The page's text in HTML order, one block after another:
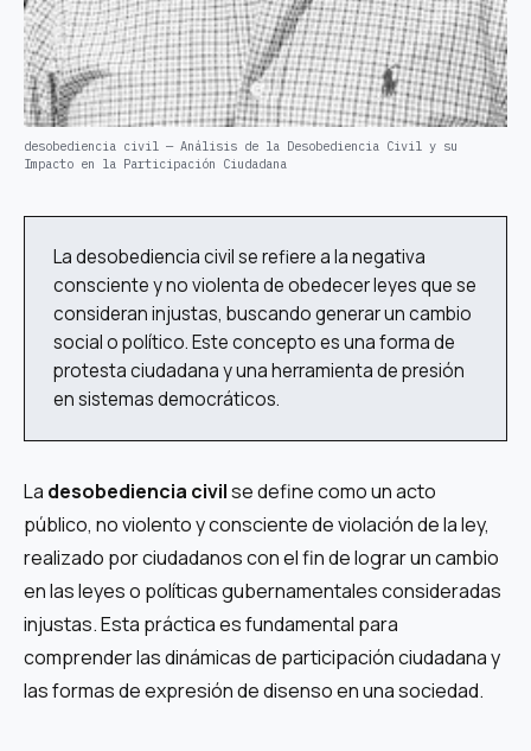
desobediencia civil — Análisis de la Desobediencia Civil y su
Impacto en la Participación Ciudadana
La desobediencia civil se refiere a la negativa
consciente y no violenta de obedecer leyes que se
consideran injustas, buscando generar un cambio
social o político. Este concepto es una forma de
protesta ciudadana y una herramienta de presión
en sistemas democráticos.
La desobediencia civilse define como un acto
público, no violento y consciente de violación de la ley,
realizado por ciudadanos con el fin de lograr un cambio
en las leyes o políticas gubernamentales consideradas
injustas. Esta práctica es fundamental para
comprender las dinámicas de participación ciudadana y
las formas de expresión de disenso en una sociedad.